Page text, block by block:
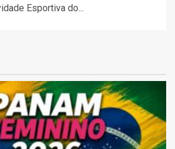
Esportiva do...